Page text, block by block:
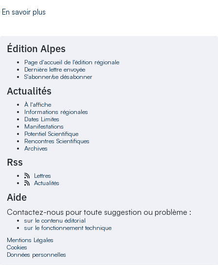
En savoir plus
Édition Alpes
Page d'accueil de l'édition régionale
Dernière lettre envoyée
S'abonner/se désabonner
Actualités
À l'affiche
Informations régionales
Dates Limites
Manifestations
Potentiel Scientifique
Rencontres Scientifiques
Archives
Rss
Lettres
Actualités
Aide
Contactez-nous pour toute suggestion ou problème :
sur le contenu éditorial
sur le fonctionnement technique
Mentions Légales
Cookies
Données personnelles